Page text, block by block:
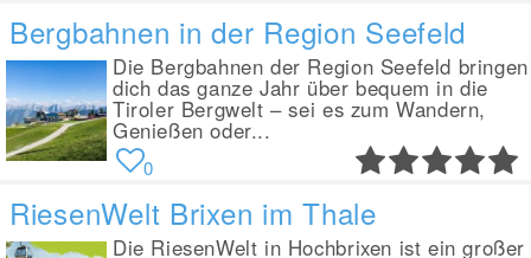
Bergbahnen in der Region Seefeld
Die Bergbahnen der Region Seefeld bringen
dich das ganze Jahr über bequem in die
Tiroler Bergwelt – sei es zum Wandern,
Genießen oder...
0
RiesenWelt Brixen im Thale
Die RiesenWelt in Hochbrixen ist ein großer